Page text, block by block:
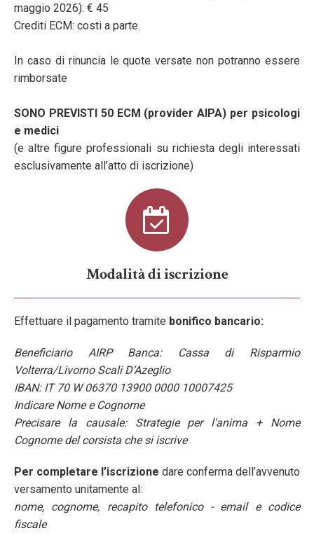
maggio 2026): € 45
Crediti ECM: costi a parte.
In caso di rinuncia le quote versate non potranno essere
rimborsate
SONO PREVISTI 50 ECM (provider AIPA) per psicologi
e medici
(e altre figure professionali su richiesta degli interessati
esclusivamente all’atto di iscrizione)
Modalità di iscrizione
Effettuare il pagamento tramite bonifico bancario:
Beneficiario AIRP Banca: Cassa di Risparmio
Volterra/Livorno Scali D’Azeglio
IBAN: IT 70 W 06370 13900 0000 10007425
Indicare Nome e Cognome
Precisare la causale: Strategie per l'anima + Nome
Cognome del corsista che si iscrive
Per completare l’iscrizione dare conferma dell’avvenuto
versamento unitamente al:
nome, cognome, recapito telefonico - email e codice
fiscale